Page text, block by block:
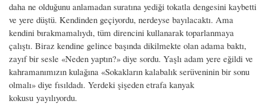
daha ne olduğunu anlamadan suratına yediği tokatla dengesini kaybetti
ve yere düştü. Kendinden geçiyordu, nerdeyse bayılacaktı. Ama
kendini bırakmamalıydı, tüm direncini kullanarak toparlanmaya
çalıştı. Biraz kendine gelince başında dikilmekte olan adama baktı,
zayıf bir sesle «Neden yaptın?» diye sordu. Yaşlı adam yere eğildi ve
kahramanımızın kulağına «Sokakların kalabalık serüveninin bir sonu
olmalı» diye fısıldadı. Yerdeki şişeden etrafa kanyak
kokusu yayılıyordu.